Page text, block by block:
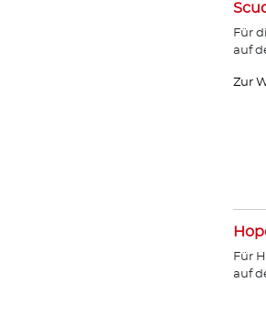
Für
auf
Zur
Für
auf